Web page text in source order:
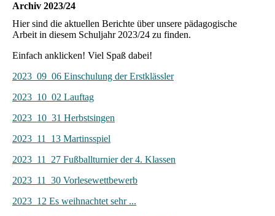
Archiv 2023/24
Hier sind die aktuellen Berichte über unsere pädagogische
Arbeit in diesem Schuljahr 2023/24 zu finden.
Einfach anklicken! Viel Spaß dabei!
2023_09_06 Einschulung der Erstklässler
2023_10_02 Lauftag
2023_10_31 Herbstsingen
2023_11_13 Martinsspiel
2023_11_27 Fußballturnier der 4. Klassen
2023_11_30 Vorlesewettbewerb
2023_12 Es weihnachtet sehr ...